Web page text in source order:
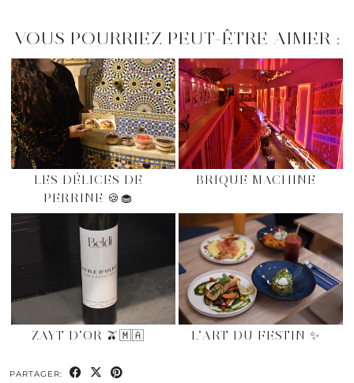
VOUS POURRIEZ PEUT-ÊTRE AIMER :
LES DÉLICES DE
PERRINE 🍪🧁
BRIQUE MACHINE
ZAYT D’OR 🫒🇲🇦 L’ART DU FESTIN ✨
PARTAGER: